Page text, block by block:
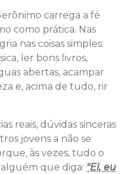
carrega a fé
como prática. Nas
nas coisas simples:
ler bons livros,
abertas, acampar
e, acima de tudo, rir
reais, dúvidas sinceras
jovens a não se
às vezes, tudo o
que diga: "Ei, eu